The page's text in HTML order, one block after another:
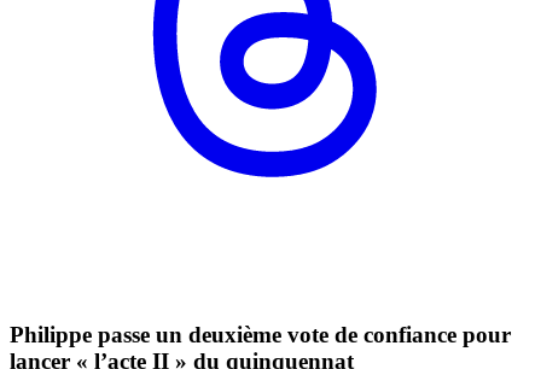
Philippe passe un deuxième vote de confiance pour
lancer « l’acte II » du quinquennat